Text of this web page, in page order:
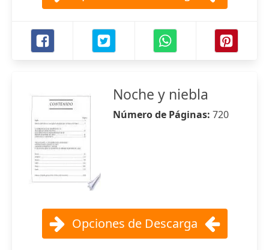
Noche y niebla
Número de Páginas: 720
Opciones de Descarga